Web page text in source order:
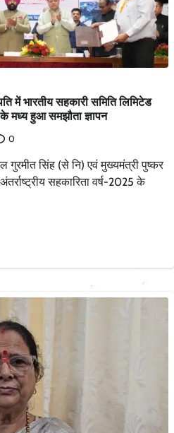
में भारतीय सहकारी समिति लिमिटेड
मध्य हुआ समझौता ज्ञापन
0
गुरमीत सिंह (से नि) एवं मुख्यमंत्री पुष्कर
सहकारिता वर्ष-2025 के